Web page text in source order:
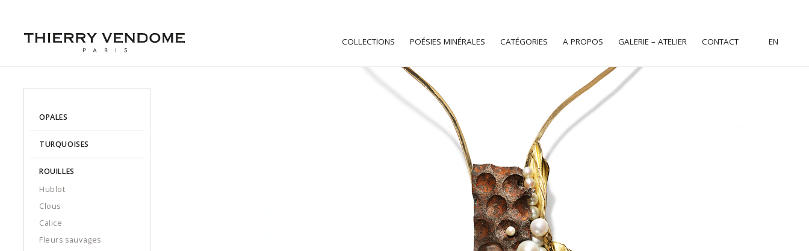
COLLECTIONS POÉSIES MINÉRALES CATÉGORIES A PROPOS GALERIE – ATELIER CONTACT EN
OPALES
TURQUOISES
ROUILLES
Hublot
Clous
Calice
Fleurs sauvages